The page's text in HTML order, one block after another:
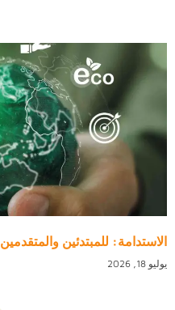
الاستدامة: للمبتدئين والمتقدمين
يوليو 18, 2026